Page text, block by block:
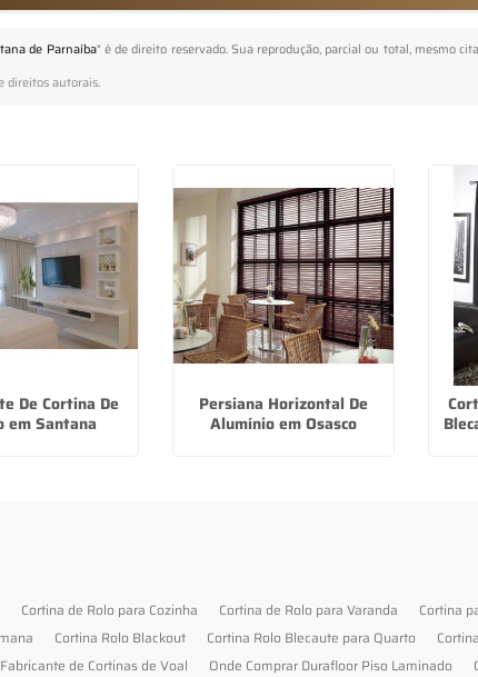
de Parnaíba" é de direito reservado. Sua reprodução, parcial ou total, mesmo
direitos autorais.
De Cortina De
em Santana
Persiana Horizontal De
Alumínio em Osasco
Cortina de Rolo para Cozinha Cortina de Rolo para Varanda
Cortina
Cortina Rolo Blackout Cortina Rolo Blecaute para Quarto
Fabricante de Cortinas de Voal Onde Comprar Durafloor Piso Laminado